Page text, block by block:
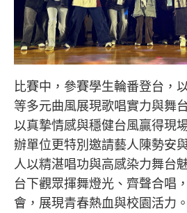
比賽中，參賽學生輪番登台，
等多元曲風展現歌唱實力與舞
以真摯情感與穩健台風贏得現
辦單位更特別邀請藝人陳勢安
人以精湛唱功與高感染力舞台
台下觀眾揮舞燈光、齊聲合唱
會，展現青春熱血與校園活力。